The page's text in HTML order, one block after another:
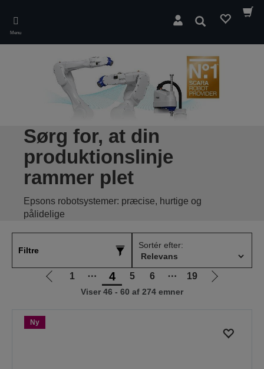
main
content
Menu
Søg
Sørg for, at din
produktionslinje
rammer plet
Epsons robotsystemer: præcise, hurtige og
pålidelige
Filtre
Sortér efter:
Gå
1 ⋯ 4 5 6 ⋯ 19
Gå
Viser 46 - 60 af 274 emner
Ny